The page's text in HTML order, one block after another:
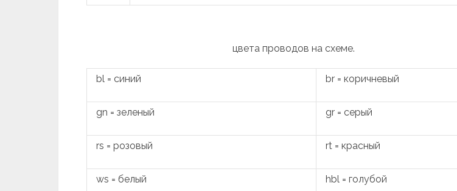
цвета проводов на схеме.
bl = синий br = коричневый
gn = зеленый gr = серый
rs = розовый rt = красный
ws = белый hbl = голубой